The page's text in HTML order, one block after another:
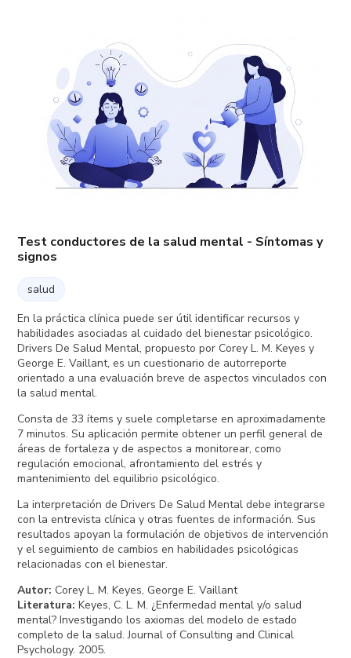
Test conductores de la salud mental - Síntomas y
signos
salud
En la práctica clínica puede ser útil identificar recursos y
habilidades asociadas al cuidado del bienestar psicológico.
Drivers De Salud Mental, propuesto por Corey L. M. Keyes y
George E. Vaillant, es un cuestionario de autorreporte
orientado a una evaluación breve de aspectos vinculados con
la salud mental.
Consta de 33 ítems y suele completarse en aproximadamente
7 minutos. Su aplicación permite obtener un perfil general de
áreas de fortaleza y de aspectos a monitorear, como
regulación emocional, afrontamiento del estrés y
mantenimiento del equilibrio psicológico.
La interpretación de Drivers De Salud Mental debe integrarse
con la entrevista clínica y otras fuentes de información. Sus
resultados apoyan la formulación de objetivos de intervención
y el seguimiento de cambios en habilidades psicológicas
relacionadas con el bienestar.
Autor: Corey L. M. Keyes, George E. Vaillant
Literatura: Keyes, C. L. M. ¿Enfermedad mental y/o salud
mental? Investigando los axiomas del modelo de estado
completo de la salud. Journal of Consulting and Clinical
Psychology. 2005.